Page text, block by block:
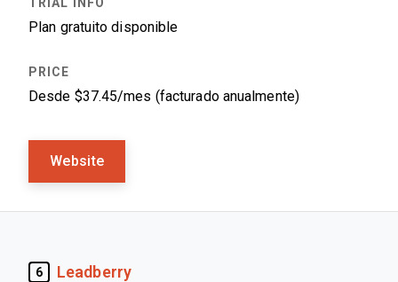
Plan gratuito disponible
Desde $37.45/mes (facturado anualmente)
Website
6 Leadberry